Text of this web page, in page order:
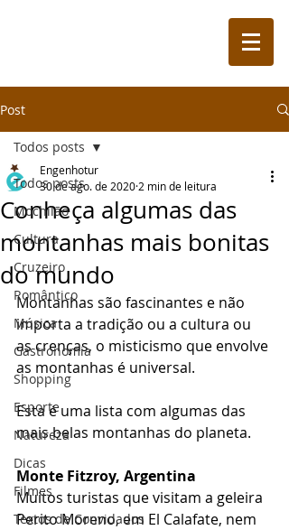
Post
Todos posts
Mochilão
Cultura
Cruzeiro
Romântico
Música
Gastronomia
Shopping
Esporte
Natureza
Dicas
Filmes
Textos de Convidados
Todos posts
Conheça algumas das
montanhas mais bonitas
do mundo
Engenhotur
30 de ago. de 2020 2 min de leitura
Montanhas são fascinantes e não
importa a tradição ou a cultura ou
as crenças, o misticismo que envolve
as montanhas é universal.
Esta é uma lista com algumas das
mais belas montanhas do planeta.
Monte Fitzroy, Argentina
Muitos turistas que visitam a geleira
Perito Moreno, em El Calafate, nem